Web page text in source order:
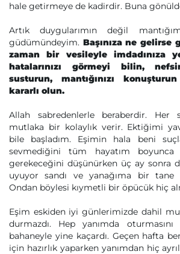
hale getirmeye de kadirdir. Buna
Artık duygularımın değil
güdümündeyim. Başınıza ne gelirse
zaman bir vesileyle imdadınıza
hatalarınızı görmeyi bilin,
susturun, mantığınızı
kararlı olun.
Allah sabredenlerle beraberdir. Her
mutlaka bir kolaylık verir. Ektiğimi
bile başladım. Eşimin hala beni
sevmediğini tüm hayatım boyunca
gerekeceğini düşünürken üç ay sonra
uyuyor sandı ve yanağıma bir tane
Ondan böylesi kıymetli bir öpücük hiç
Eşim eskiden iyi günlerimizde dahil
durmazdı. Hep yanımda
bahaneyle yine kaçardı. Geçen hafta
için hazırlık yaparken yanımdan hiç